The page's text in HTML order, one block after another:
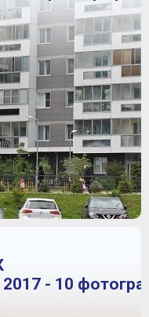
- 10